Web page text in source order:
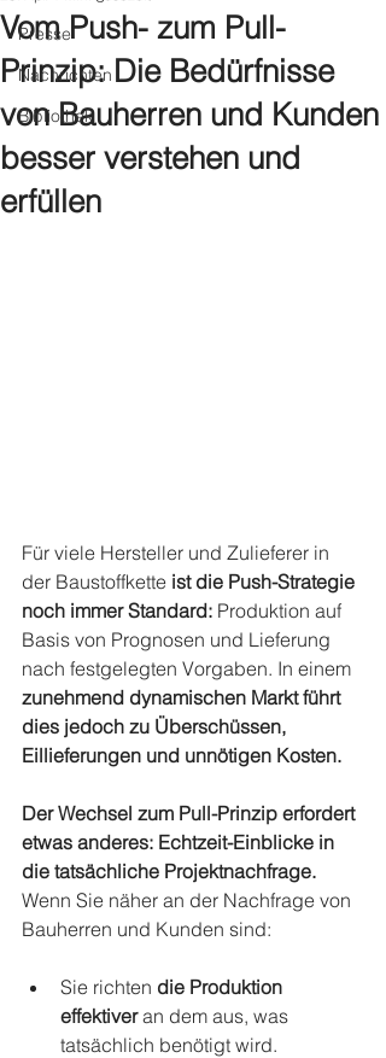
Presse
Nachrichten
Bibliothek
Vom Push- zum Pull-
Prinzip: Die Bedürfnisse
von Bauherren und Kunden
besser verstehen und
erfüllen
Für viele Hersteller und Zulieferer in
der Baustoffkette ist die Push-Strategie
noch immer Standard: Produktion auf
Basis von Prognosen und Lieferung
nach festgelegten Vorgaben. In einem
zunehmend dynamischen Markt führt
dies jedoch zu Überschüssen,
Eillieferungen und unnötigen Kosten.
Der Wechsel zum Pull-Prinzip erfordert
etwas anderes: Echtzeit-Einblicke in
die tatsächliche Projektnachfrage.
Wenn Sie näher an der Nachfrage von
Bauherren und Kunden sind:
Sie richten die Produktion
effektiver an dem aus, was
tatsächlich benötigt wird.